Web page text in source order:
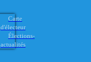
Carte
d'électeur
Élections-
actualités